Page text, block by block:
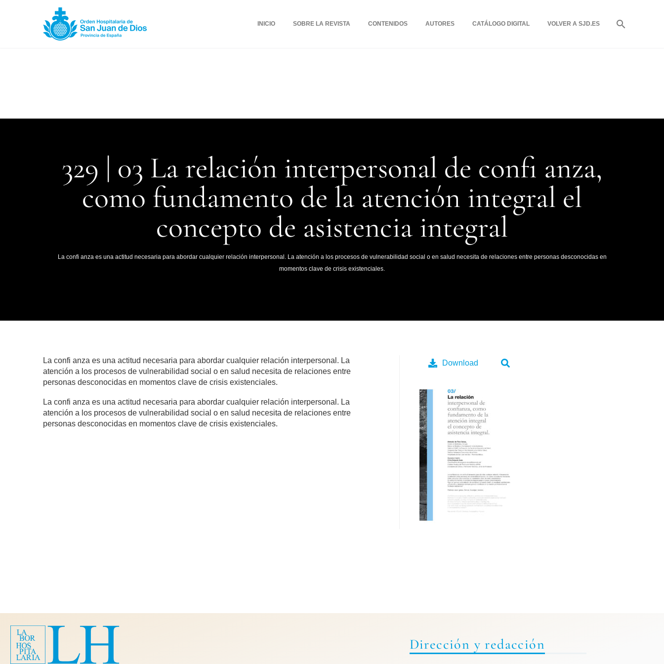
INICIO SOBRE LA REVISTA CONTENIDOS AUTORES CATÁLOGO DIGITAL VOLVER A SJD.ES
329 | 03 La relación interpersonal de confi anza,
como fundamento de la atención integral el
concepto de asistencia integral
La confi anza es una actitud necesaria para abordar cualquier relación interpersonal. La atención a los procesos de vulnerabilidad social o en salud necesita de relaciones entre personas desconocidas en
momentos clave de crisis existenciales.
La confi anza es una actitud necesaria para abordar cualquier relación interpersonal. La
atención a los procesos de vulnerabilidad social o en salud necesita de relaciones entre
personas desconocidas en momentos clave de crisis existenciales.
La confi anza es una actitud necesaria para abordar cualquier relación interpersonal. La
atención a los procesos de vulnerabilidad social o en salud necesita de relaciones entre
personas desconocidas en momentos clave de crisis existenciales.
Download
Dirección y redacción